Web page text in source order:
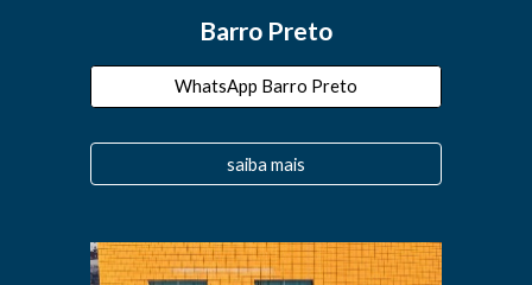
Barro Preto
WhatsApp Barro Preto
saiba mais